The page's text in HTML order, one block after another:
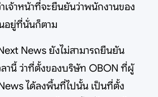
เจ้าหน้าที่จะยืนยันว่าพนักงานของ
อยู่ที่นั่นก็ตาม
News ยังไม่สามารถยืนยัน
านี้ ว่าที่ตั้งของบริษัท OBON ที่ผู้
ได้ลงพื้นที่ไปนั้น เป็นที่ตั้ง